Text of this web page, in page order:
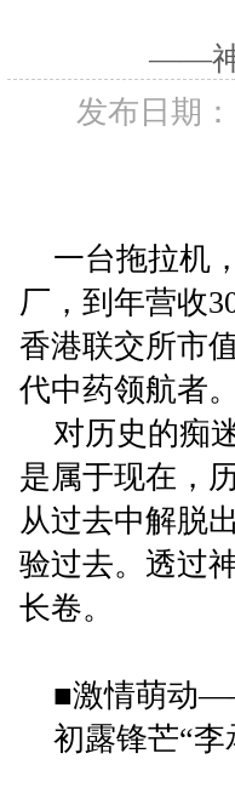
——神
发布日期
一台拖拉机
厂，到年营收
香港联交所市
代中药领航者
对历史的痴
是属于现在，
从过去中解脱
验过去。透过
长卷。
■激情萌
初露锋芒“李